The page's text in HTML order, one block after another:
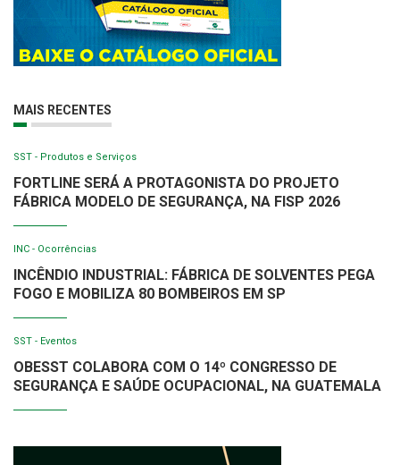
MAIS RECENTES
SST - Produtos e Serviços
FORTLINE SERÁ A PROTAGONISTA DO PROJETO
FÁBRICA MODELO DE SEGURANÇA, NA FISP 2026
INC - Ocorrências
INCÊNDIO INDUSTRIAL: FÁBRICA DE SOLVENTES PEGA
FOGO E MOBILIZA 80 BOMBEIROS EM SP
SST - Eventos
OBESST COLABORA COM O 14º CONGRESSO DE
SEGURANÇA E SAÚDE OCUPACIONAL, NA GUATEMALA